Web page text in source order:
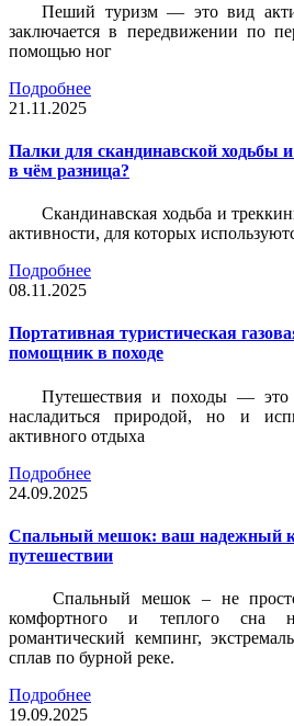
Пеший туризм — это вид
заключается в передвижении по
помощью ног
Подробнее
21.11.2025
Палки для скандинавской ходьбы
в чём разница?
Скандинавская ходьба и
активности, для которых
Подробнее
08.11.2025
Портативная туристическая
помощник в походе
Путешествия и походы — это
насладиться природой, но и
активного отдыха
Подробнее
24.09.2025
Спальный мешок: ваш надежный
путешествии
Спальный мешок – не
комфортного и теплого сна
романтический кемпинг,
сплав по бурной реке.
Подробнее
19.09.2025